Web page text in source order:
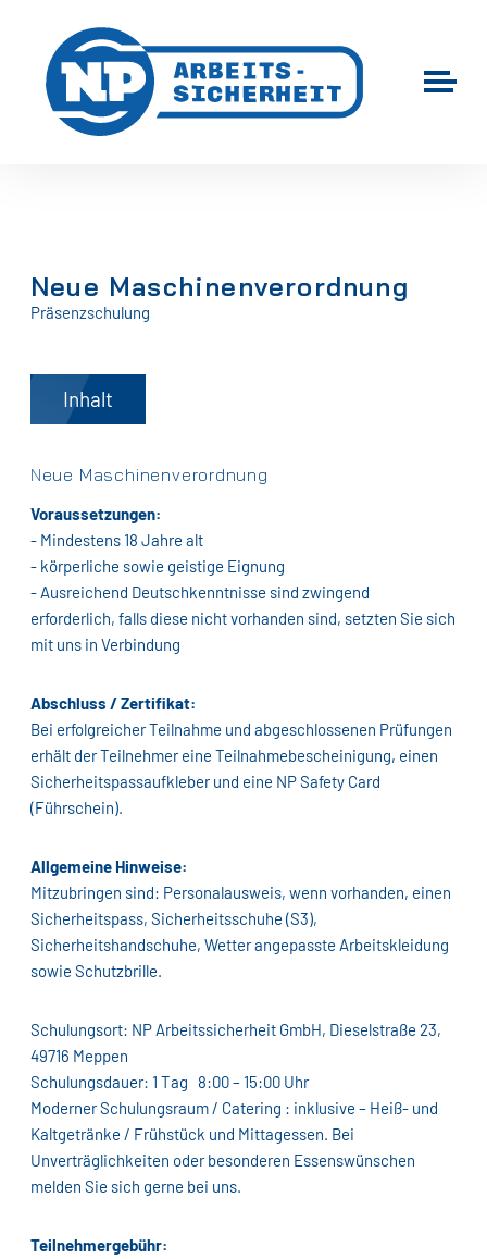
Neue Maschinenverordnung
Präsenzschulung
Inhalt
Neue Maschinenverordnung
Voraussetzungen:
- Mindestens 18 Jahre alt
- körperliche sowie geistige Eignung
- Ausreichend Deutschkenntnisse sind zwingend
erforderlich, falls diese nicht vorhanden sind, setzten Sie sich
mit uns in Verbindung
Abschluss / Zertifikat:
Bei erfolgreicher Teilnahme und abgeschlossenen Prüfungen
erhält der Teilnehmer eine Teilnahmebescheinigung, einen
Sicherheitspassaufkleber und eine NP Safety Card
(Führschein).
Allgemeine Hinweise:
Mitzubringen sind: Personalausweis, wenn vorhanden, einen
Sicherheitspass, Sicherheitsschuhe (S3),
Sicherheitshandschuhe, Wetter angepasste Arbeitskleidung
sowie Schutzbrille.
Schulungsort: NP Arbeitssicherheit GmbH, Dieselstraße 23,
49716 Meppen
Schulungsdauer: 1 Tag 8:00 – 15:00 Uhr
Moderner Schulungsraum / Catering : inklusive – Heiß- und
Kaltgetränke / Frühstück und Mittagessen. Bei
Unverträglichkeiten oder besonderen Essenswünschen
melden Sie sich gerne bei uns.
Teilnehmergebühr: